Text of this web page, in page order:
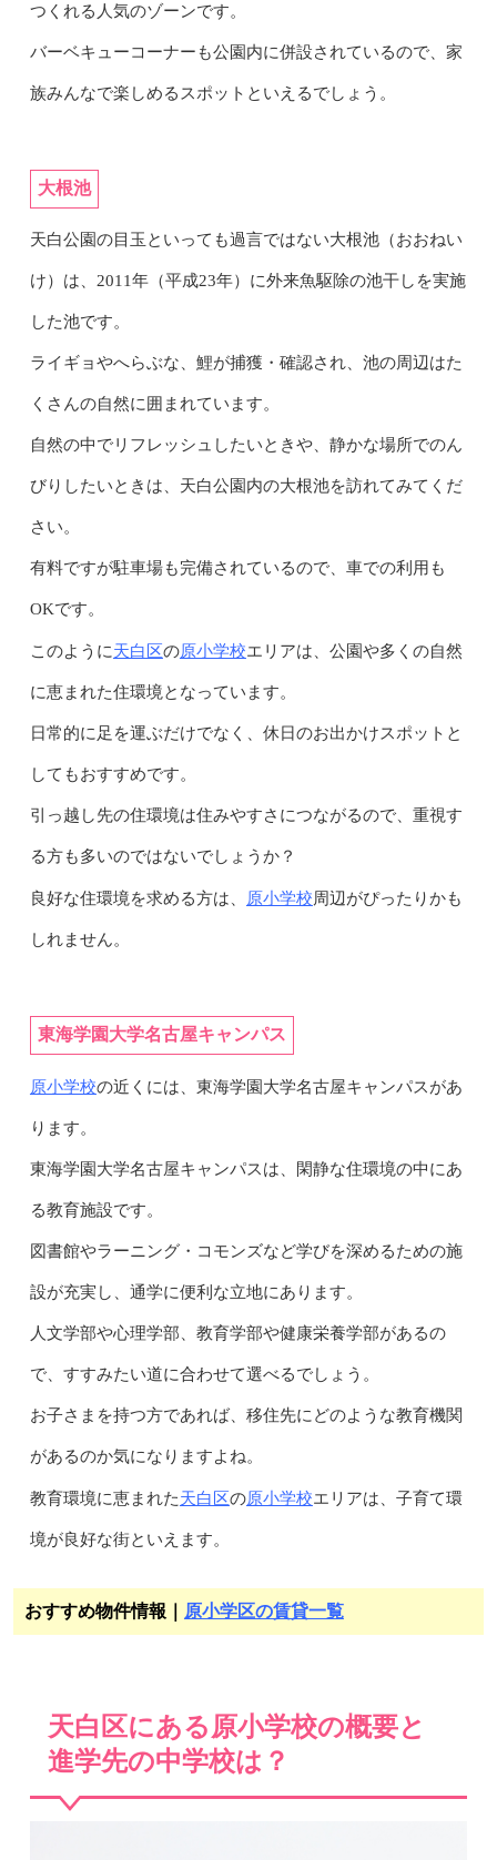
つくれる人気のゾーンです。
バーベキューコーナーも公園内に併設されているので、家
族みんなで楽しめるスポットといえるでしょう。
大根池
天白公園の目玉といっても過言ではない大根池（おおねい
け）は、2011年（平成23年）に外来魚駆除の池干しを実施
した池です。
ライギョやへらぶな、鯉が捕獲・確認され、池の周辺はた
くさんの自然に囲まれています。
自然の中でリフレッシュしたいときや、静かな場所でのん
びりしたいときは、天白公園内の大根池を訪れてみてくだ
さい。
有料ですが駐車場も完備されているので、車での利用も
OKです。
このように天白区の原小学校エリアは、公園や多くの自然
に恵まれた住環境となっています。
日常的に足を運ぶだけでなく、休日のお出かけスポットと
してもおすすめです。
引っ越し先の住環境は住みやすさにつながるので、重視す
る方も多いのではないでしょうか？
良好な住環境を求める方は、 原小学校周辺がぴったりかも
しれません。
東海学園大学名古屋キャンパス
原小学校の近くには、東海学園大学名古屋キャンパスがあ
ります。
東海学園大学名古屋キャンパスは、閑静な住環境の中にあ
る教育施設です。
図書館やラーニング・コモンズなど学びを深めるための施
設が充実し、通学に便利な立地にあります。
人文学部や心理学部、教育学部や健康栄養学部があるの
で、すすみたい道に合わせて選べるでしょう。
お子さまを持つ方であれば、移住先にどのような教育機関
があるのか気になりますよね。
教育環境に恵まれた天白区の原小学校エリアは、子育て環
境が良好な街といえます。
おすすめ物件情報｜ 原小学区の賃貸一覧
天白区にある原小学校の概要と
進学先の中学校は？